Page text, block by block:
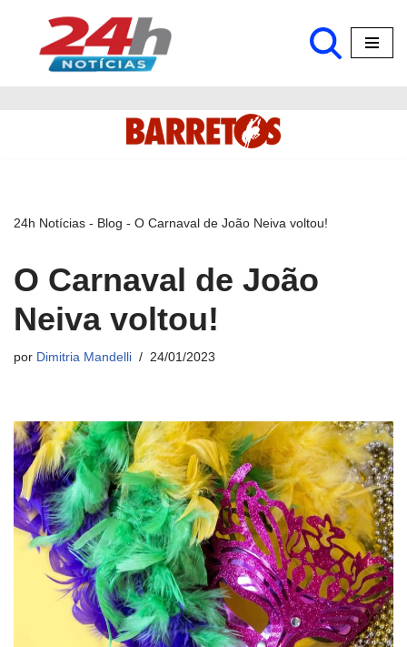
Pular
24h Notícias - Blog - O Carnaval de João Neiva voltou!
O Carnaval de João
Neiva voltou!
por Dimitria Mandelli 24/01/2023